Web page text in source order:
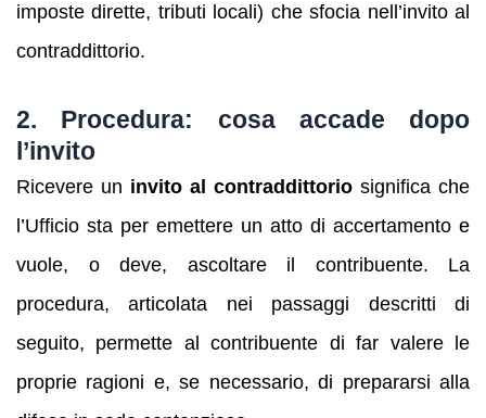
imposte dirette, tributi locali) che sfocia nell’invito al
contraddittorio.
2. Procedura: cosa accade dopo
l’invito
Ricevere un invito al contraddittorio significa che
l’Ufficio sta per emettere un atto di accertamento e
vuole, o deve, ascoltare il contribuente. La
procedura, articolata nei passaggi descritti di
seguito, permette al contribuente di far valere le
proprie ragioni e, se necessario, di prepararsi alla